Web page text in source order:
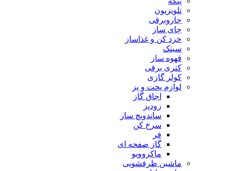
تلویزیون
جاروبرقی
چای ساز
خرد کن و غذاساز
سینک
قهوه ساز
کتری برقی
کولر گازی
لوازم پخت و پز
اجاق گاز
زودپز
ساندویچ ساز
سرخ کن
فر
گاز صفحه ای
ماکروویو
ماشین ظرفشویی